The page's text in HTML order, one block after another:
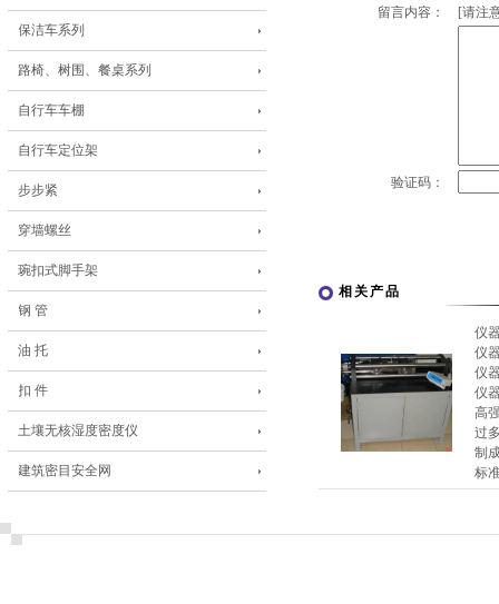
保洁车系列
路椅、树围、餐桌系列
自行车车棚
自行车定位架
步步紧
穿墙螺丝
琬扣式脚手架
钢 管
油 托
扣 件
土壤无核湿度密度仪
建筑密目安全网
留言内容：
[请注
验证码：
相关产品
仪
仪
仪
仪
高
过
制
标